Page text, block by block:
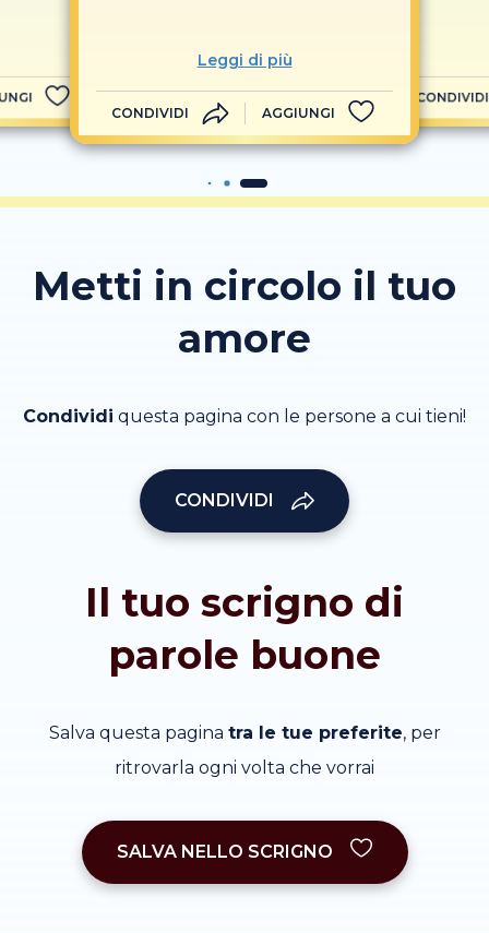
Leggi di più
CONDIVIDI AGGIUNGI
CONDIVIDI
Metti in circolo il tuo
amore
Condividi questa pagina con le persone a cui tieni!
CONDIVIDI
Il tuo scrigno di
parole buone
Salva questa pagina tra le tue preferite, per
ritrovarla ogni volta che vorrai
SALVA NELLO SCRIGNO